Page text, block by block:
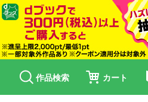
作品検索 カート